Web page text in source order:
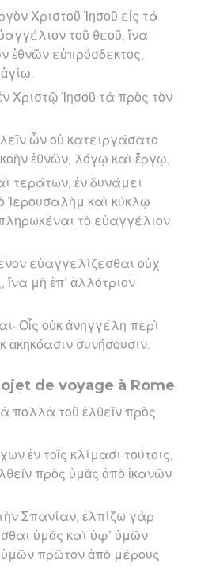
Χριστοῦ Ἰησοῦ εἰς τὰ
τοῦ θεοῦ, ἵνα
ἐθνῶν εὐπρόσδεκτος,
Χριστῷ Ἰησοῦ τὰ πρὸς τὸν
ὧν οὐ κατειργάσατο
ἐθνῶν, λόγῳ καὶ ἔργῳ,
τεράτων, ἐν δυνάμει
Ἰερουσαλὴμ καὶ κύκλῳ
τὸ εὐαγγέλιον
εὐαγγελίζεσθαι οὐχ
μὴ ἐπ’ ἀλλότριον
Οἷς οὐκ ἀνηγγέλη περὶ
ἀκηκόασιν συνήσουσιν.
de voyage à Rome
πολλὰ τοῦ ἐλθεῖν πρὸς
ἐν τοῖς κλίμασι τούτοις,
πρὸς ὑμᾶς ἀπὸ ἱκανῶν
Σπανίαν, ἐλπίζω γὰρ
ὑμᾶς καὶ ὑφ’ ὑμῶν
πρῶτον ἀπὸ μέρους